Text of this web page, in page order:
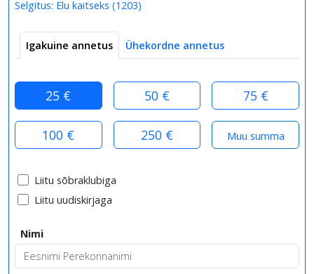
Selgitus: Elu kaitseks (1203)
Igakuine annetus Ühekordne annetus
25 € 50 € 75 €
100 € 250 €
Liitu sõbraklubiga
Liitu uudiskirjaga
Nimi